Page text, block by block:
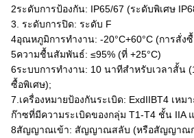
2ระดับการป้องกัน: IP65/67 (ระดับพิเศษ
3. ระดับการปิด: ระดับ F
4อุณหภูมิการทํางาน: -20°C+60°C (การสั่งซื้
5ความชื้นสัมพันธ์: ≤95% (ที่ +25°C)
6ระบบการทํางาน: 10 นาทีสําหรับเวลาสั้น
ซื้อพิเศษ);
7.เครื่องหมายป้องกันระเบิด: ExdIIBT4 เห
ก๊าซที่มีความระเบิดของกลุ่ม T1-T4 ชั้น IIA
8สัญญาณเข้า: สัญญาณสลับ (หรือสัญญาณก